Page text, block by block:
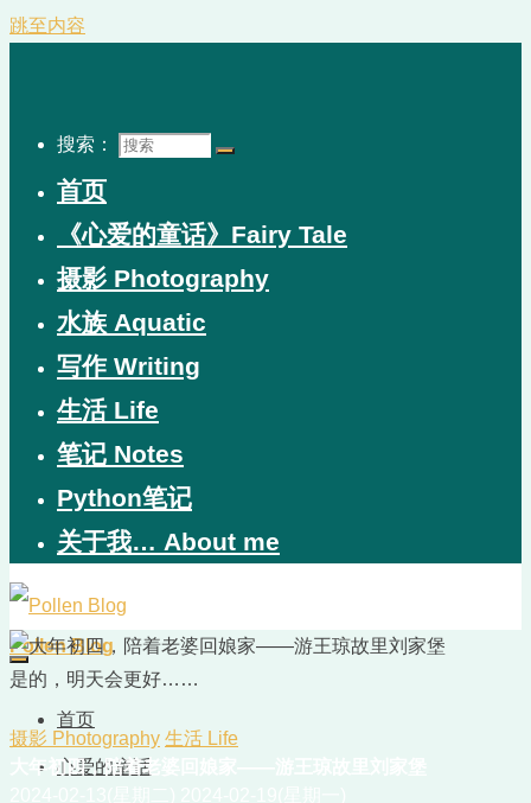
跳至内容
搜索：
首页
《心爱的童话》Fairy Tale
摄影 Photography
水族 Aquatic
写作 Writing
生活 Life
笔记 Notes
Python笔记
关于我… About me
Pollen Blog
是的，明天会更好……
首页
心爱的童话
摄影 Photography 生活 Life
大年初四，陪着老婆回娘家——游王琼故里刘家堡